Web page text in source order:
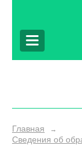
Главная →
Сведения об